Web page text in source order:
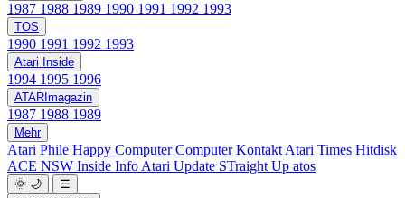
1987 1988 1989 1990 1991 1992 1993
TOS
1990 1991 1992 1993
Atari Inside
1994 1995 1996
ATARImagazin
1987 1988 1989
Mehr
Atari Phile Happy ComputerComputer Kontakt Atari Times Hitdisk
ACE NSW Inside Info Atari Update STraight Up atos
🌞 🌙
☰